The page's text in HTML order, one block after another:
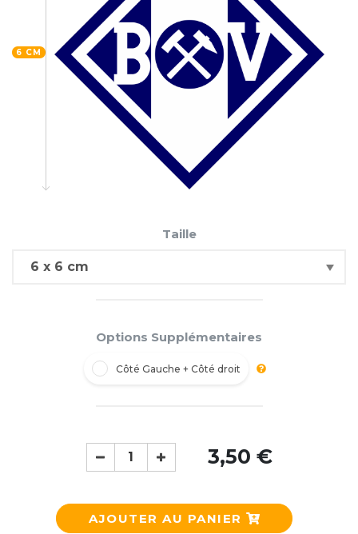
6 CM
Taille
Options Supplémentaires
Côté Gauche + Côté droit
3,50 €
AJOUTER AU PANIER